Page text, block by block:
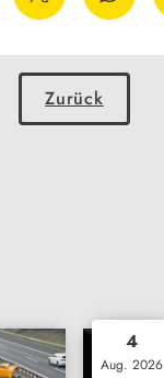
Zurück
4
Aug. 2026